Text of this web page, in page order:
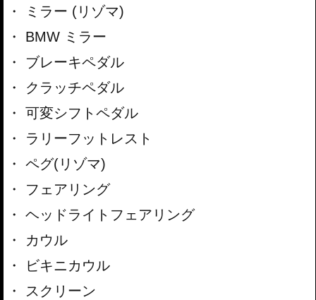
ミラー (リゾマ)
BMW ミラー
ブレーキペダル
クラッチペダル
可変シフトペダル
ラリーフットレスト
ペグ(リゾマ)
フェアリング
ヘッドライトフェアリング
カウル
ビキニカウル
スクリーン